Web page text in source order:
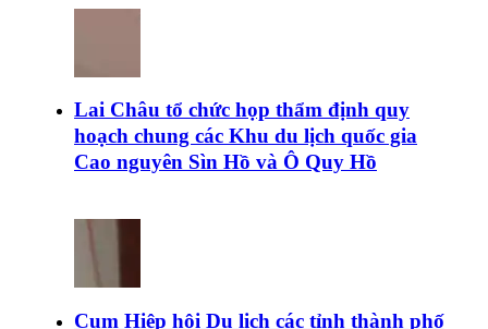
Lai Châu tổ chức họp thẩm định quy
hoạch chung các Khu du lịch quốc gia
Cao nguyên Sìn Hồ và Ô Quy Hồ
Cụm Hiệp hội Du lịch các tỉnh thành phố